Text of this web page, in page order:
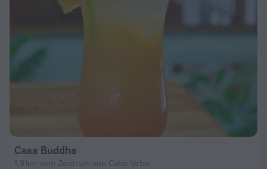
Casa Buddha
1,9 km vom Zentrum von Cabo Velas